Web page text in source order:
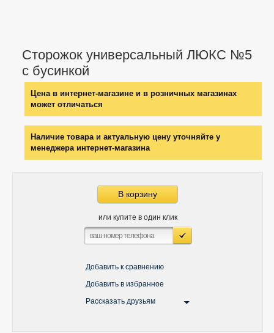
Сторожок универсальный ЛЮКС №5
с бусинкой
Цена в интернет-магазине и в розничных магазинах
может отличаться
Наличие товара и актуальную цену уточняйте у
менеджера интернет-магазина
В корзину
или купите в один клик
Добавить к сравнению
Добавить в избранное
Рассказать друзьям